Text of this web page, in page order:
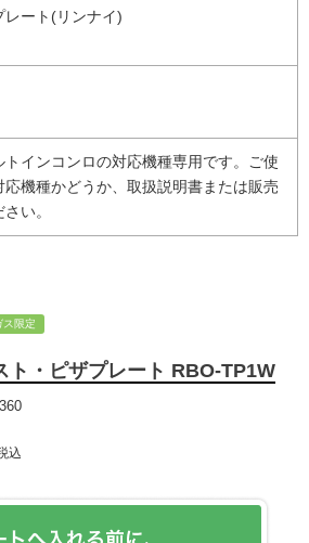
レート(リンナイ)
トインコンロの対応機種専用です。ご使
応機種かどうか、取扱説明書または販売
い。
ス限定
ト・ピザプレート RBO-TP1W
込